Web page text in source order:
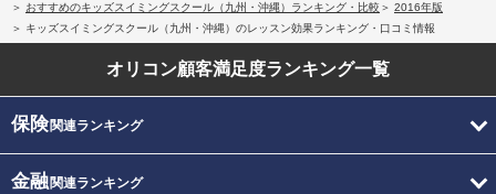
おすすめのキッズスイミングスクール（九州・沖縄）ランキング・比較
2016年版
キッズスイミングスクール（九州・沖縄）のレッスン効果ランキング・口コミ情報
オリコン顧客満足度ランキング一覧
保険関連ランキング
金融関連ランキング